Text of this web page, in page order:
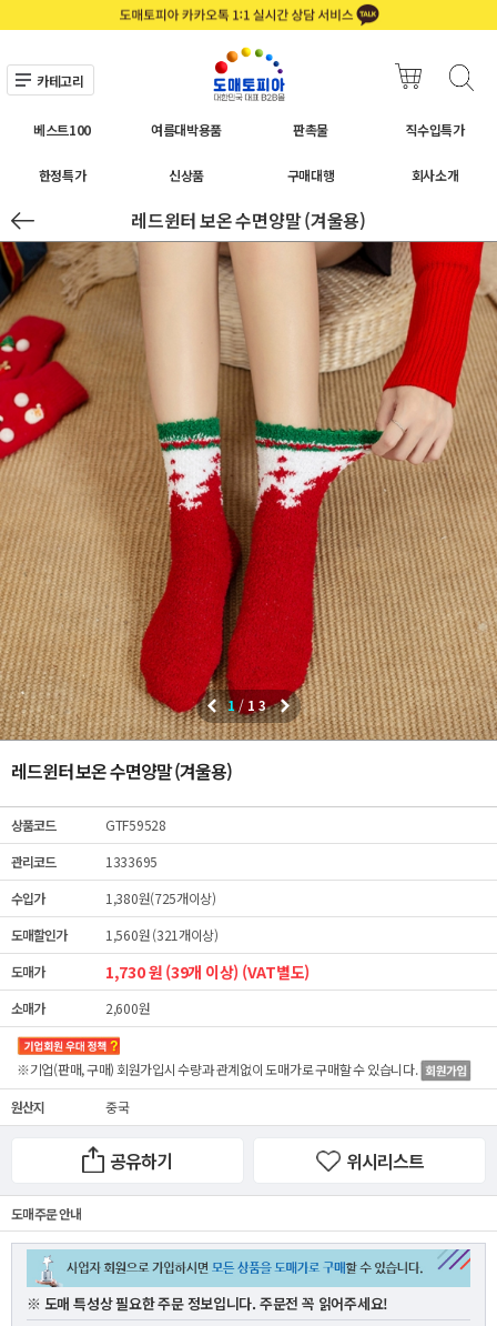
카테고리
베스트100 여름대박용품 판촉물 직수입특가
한정특가 신상품 구매대행 회사소개
레드윈터 보온 수면양말 (겨울용)
1 / 13
레드윈터 보온 수면양말 (겨울용)
상품코드
GTF59528
관리코드
1333695
수입가
1,380원(725개이상)
도매할인가
1,560원 (321개이상)
도매가
1,730 원 (39개 이상) (VAT별도)
소매가 2,600원
※기업(판매, 구매) 회원가입시 수량과 관계없이도매가로 구매할 수 있습니다.
원산지 중국
공유하기 위시리스트
도매 주문 안내
※ 도매 특성상 필요한 주문 정보입니다. 주문전 꼭 읽어주세요!